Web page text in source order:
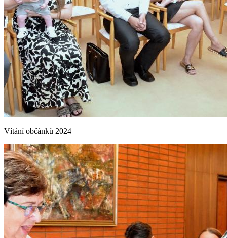
Vítání občánků 2024